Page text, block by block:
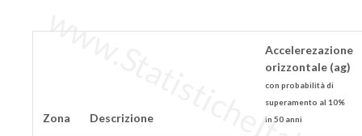
Zona Descrizione
Accelerezazione
orizzontale (ag)
con probabilità di
superamento al 10%
in 50 anni
www.StatisticheItalia.it